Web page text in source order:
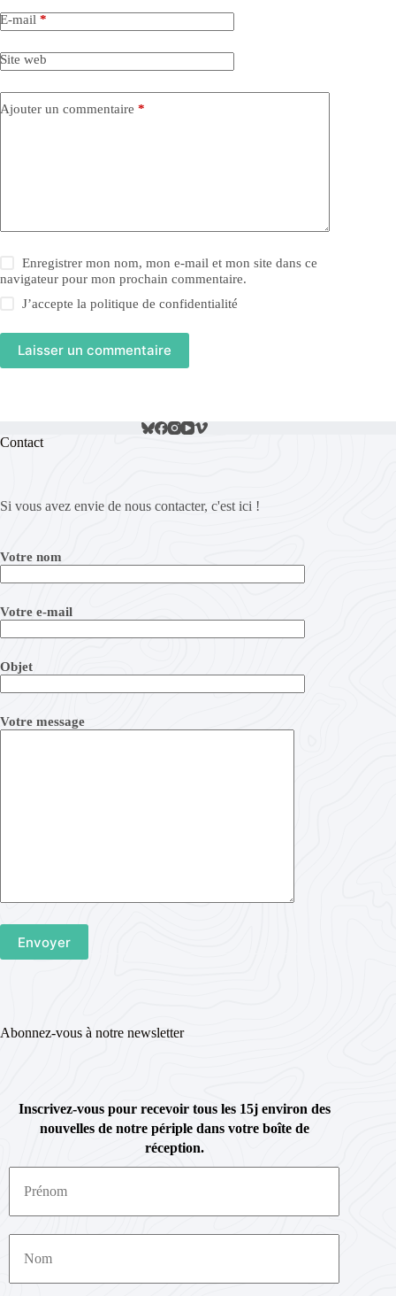
E-mail *
Site web
Ajouter un commentaire *
Enregistrer mon nom, mon e-mail et mon site dans ce
navigateur pour mon prochain commentaire.
J’accepte lapolitique de confidentialité
Laisser un commentaire
Contact
Si vous avez envie de nous contacter, c'est ici !
Votre nom
Votre e-mail
Objet
Votre message
Abonnez-vous à notre newsletter
Inscrivez-vous pour recevoir tous les 15j environ des
nouvelles de notre périple dans votre boîte de
réception.